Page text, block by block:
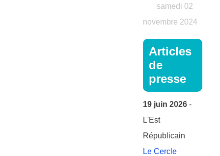
samedi 02
novembre 2024
Articles
de
presse
19 juin 2026-
L'Est
Républicain
Le Cercle